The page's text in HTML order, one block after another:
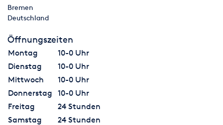
Bremen
Deutschland
Öffnungszeiten
Montag
10-0 Uhr
Dienstag
10-0 Uhr
Mittwoch
10-0 Uhr
Donnerstag
10-0 Uhr
Freitag
24 Stunden
Samstag
24 Stunden